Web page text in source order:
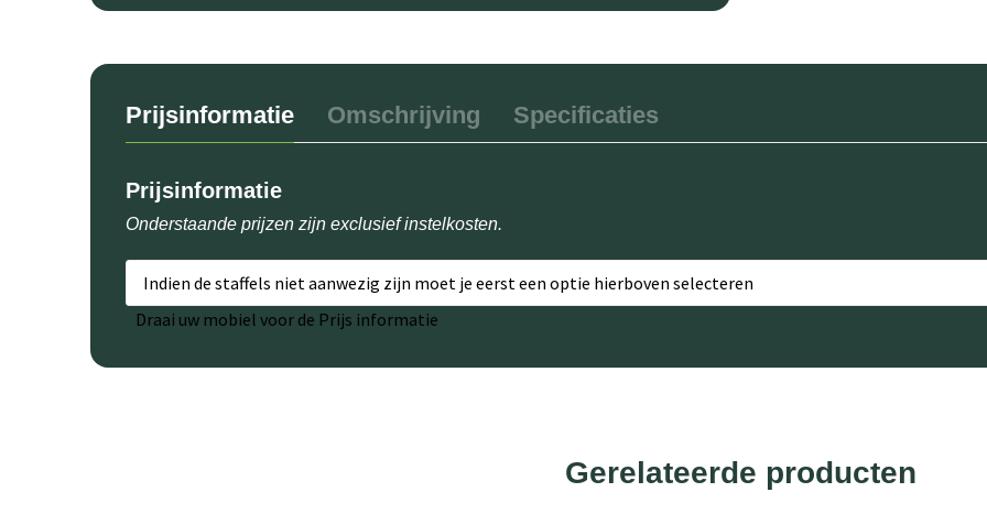
Prijsinformatie Omschrijving Specificaties
Prijsinformatie
Onderstaande prijzen zijn exclusief instelkosten.
Indien de staffels niet aanwezig zijn moet je eerst een optie hierboven selecteren
Draai uw mobiel voor de Prijs informatie
Gerelateerde producten